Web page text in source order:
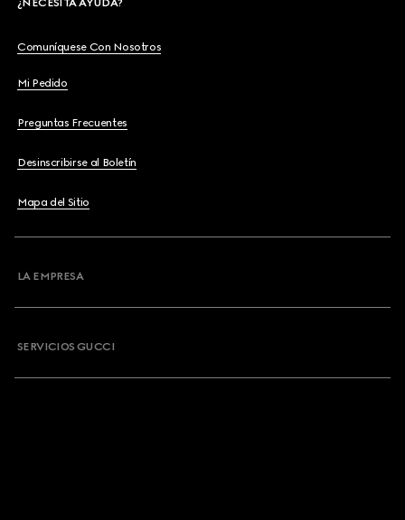
¿NECESITA AYUDA?
Comuníquese Con Nosotros
Mi Pedido
Preguntas Frecuentes
Desinscribirse al Boletín
Mapa del Sitio
LA EMPRESA
SERVICIOS GUCCI